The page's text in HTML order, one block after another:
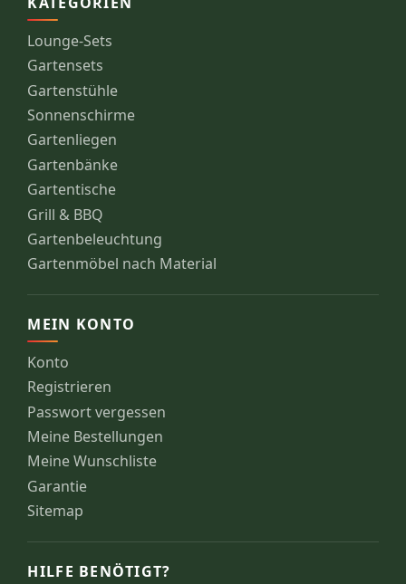
Lounge-Sets
Gartensets
Gartenstühle
Sonnenschirme
Gartenliegen
Gartenbänke
Gartentische
Grill & BBQ
Gartenbeleuchtung
Gartenmöbel nach Material
MEIN KONTO
Konto
Registrieren
Passwort vergessen
Meine Bestellungen
Meine Wunschliste
Garantie
Sitemap
HILFE BENÖTIGT?